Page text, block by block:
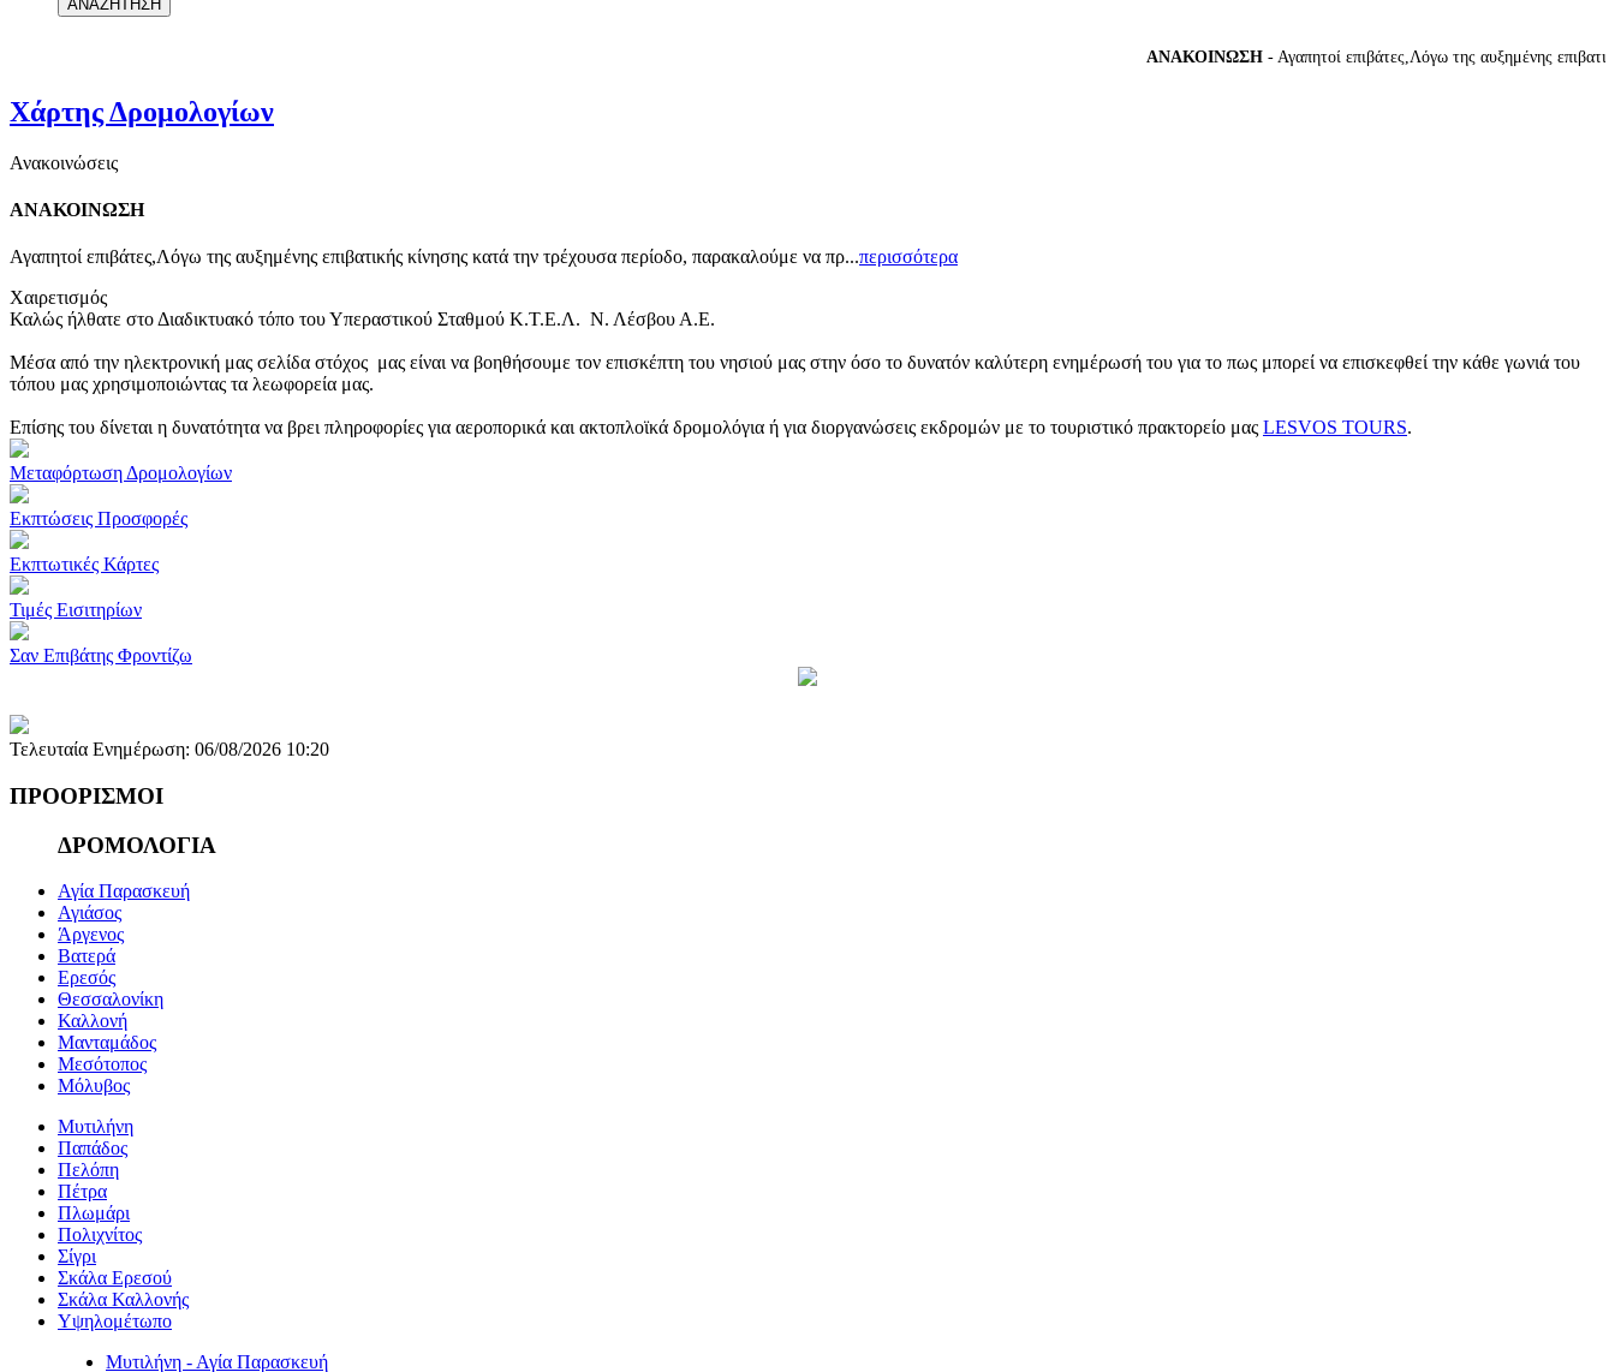
ΑΝΑΚΟΙΝΩΣΗ- Αγαπητοί επιβάτες,Λόγω της αυξημένης επιβατικής
Χάρτης Δρομολογίων
Ανακοινώσεις
ΑΝΑΚΟΙΝΩΣΗ
Αγαπητοί επιβάτες,Λόγω της αυξημένης επιβατικής κίνησης κατά την τρέχουσα περίοδο, παρακαλούμε να πρ...περισσότερα
Χαιρετισμός
Καλώς ήλθατε στο Διαδικτυακό τόπο του Υπεραστικού Σταθμού Κ.Τ.Ε.Λ. Ν. Λέσβου Α.Ε.
Μέσα από την ηλεκτρονική μας σελίδα στόχος μας είναι να βοηθήσουμε τον επισκέπτη του νησιού μας στην όσο το δυνατόν καλύτερη ενημέρωσή του για το πως μπορεί να επισκεφθεί την κάθε γωνιά του
τόπου μας χρησιμοποιώντας τα λεωφορεία μας.
Επίσης του δίνεται η δυνατότητα να βρει πληροφορίες για αεροπορικά και ακτοπλοϊκά δρομολόγια ή για διοργανώσεις εκδρομών με το τουριστικό πρακτορείο μας LESVOS TOURS.
Μεταφόρτωση Δρομολογίων
Εκπτώσεις Προσφορές
Εκπτωτικές Κάρτες
Τιμές Εισιτηρίων
Σαν Επιβάτης Φροντίζω
Τελευταία Ενημέρωση: 06/08/2026 10:20
ΠΡΟΟΡΙΣΜΟΙ
ΔΡΟΜΟΛΟΓΙΑ
Αγία Παρασκευή
Αγιάσος
Άργενος
Βατερά
Ερεσός
Θεσσαλονίκη
Καλλονή
Μανταμάδος
Μεσότοπος
Μόλυβος
Μυτιλήνη
Παπάδος
Πελόπη
Πέτρα
Πλωμάρι
Πολιχνίτος
Σίγρι
Σκάλα Ερεσού
Σκάλα Καλλονής
Υψηλομέτωπο
Μυτιλήνη - Αγία Παρασκευή